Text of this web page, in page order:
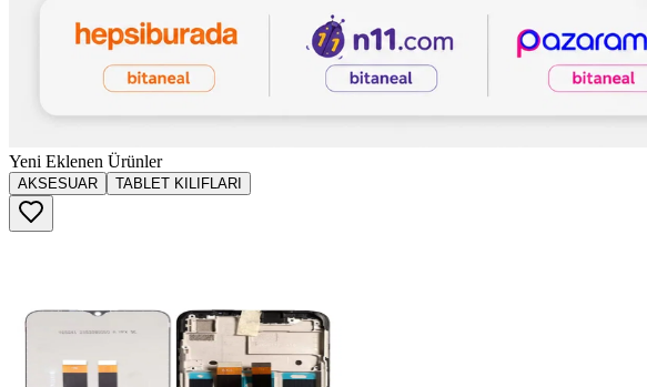
Yeni Eklenen Ürünler
AKSESUAR TABLET KILIFLARI